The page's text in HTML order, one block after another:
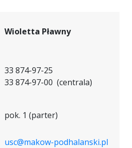
Wioletta Pławny
33 874-97-25
33 874-97-00 (centrala)
pok. 1 (parter)
usc@makow-podhalanski.pl